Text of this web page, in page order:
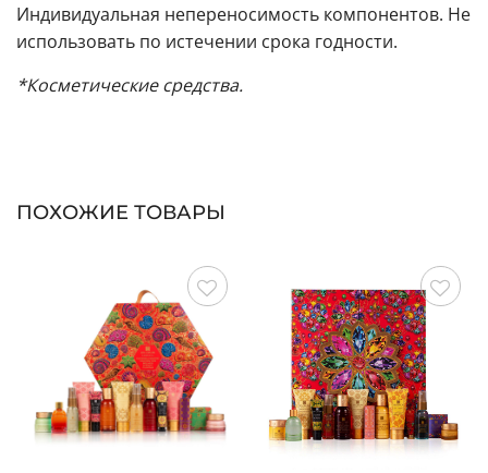
Индивидуальная непереносимость компонентов. Не
использовать по истечении срока годности.
*Косметические средства.
ПОХОЖИЕ ТОВАРЫ
Сохранить Сохранить